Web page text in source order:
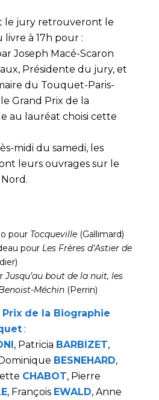
le jury retrouveront le
à 17h pour :
Joseph Macé-Scaron
Présidente du jury, et
du Touquet-Paris-
Grand Prix de la
au lauréat choisi cette
midi du samedi, les
leurs ouvrages sur le
pour Tocqueville(Gallimard)
pour Les Frères d’Astier de
Jusqu’au bout de la nuit, les
Méchin(Perrin)
de la Biographie
:
, Patricia BARBIZET,
BESNEHARD,
CHABOT, Pierre
, François EWALD, Anne